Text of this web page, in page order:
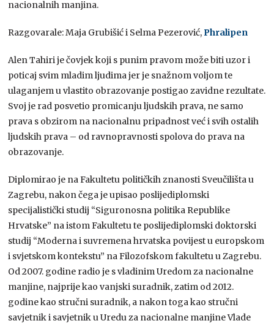
nacionalnih manjina.
Razgovarale: Maja Grubišić i Selma Pezerović,Phralipen
Alen Tahiri je čovjek koji s punim pravom može biti uzor i
poticaj svim mladim ljudima jer je snažnom voljom te
ulaganjem u vlastito obrazovanje postigao zavidne rezultate.
Svoj je rad posvetio promicanju ljudskih prava, ne samo
prava s obzirom na nacionalnu pripadnost već i svih ostalih
ljudskih prava – od ravnopravnosti spolova do prava na
obrazovanje.
Diplomirao je na Fakultetu političkih znanosti Sveučilišta u
Zagrebu, nakon čega je upisao poslijediplomski
specijalistički studij “Siguronosna politika Republike
Hrvatske” na istom Fakultetu te poslijediplomski doktorski
studij “Moderna i suvremena hrvatska povijest u europskom
i svjetskom kontekstu” na Filozofskom fakultetu u Zagrebu.
Od 2007. godine radio je s vladinim Uredom za nacionalne
manjine, najprije kao vanjski suradnik, zatim od 2012.
godine kao stručni suradnik, a nakon toga kao stručni
savjetnik i savjetnik u Uredu za nacionalne manjine Vlade